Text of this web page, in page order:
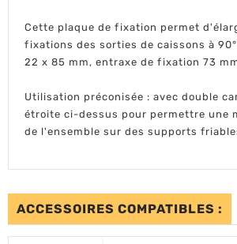
Cette plaque de fixation permet
fixations des sorties de caissons à
22 x 85 mm, entraxe de fixation 73
Utilisation préconisée : avec double
étroite ci-dessus pour permettre une
de l'ensemble sur des supports
ACCESSOIRES COMPATIBLES :